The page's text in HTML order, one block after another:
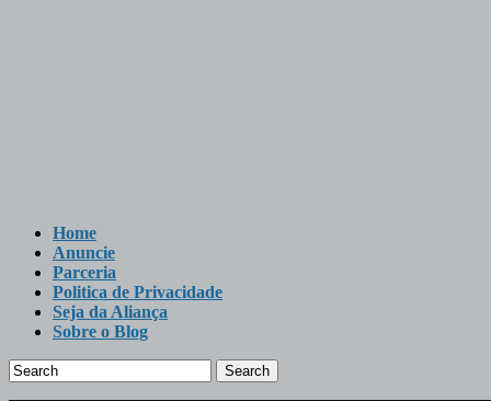
Home
Anuncie
Parceria
Politica de Privacidade
Seja da Aliança
Sobre o Blog
Search